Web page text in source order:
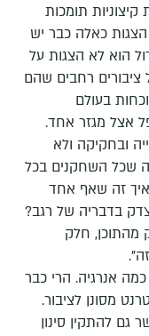
תומכות
כאלה כבר יש
הוא לא הצגות על
רחבים שהם
בעולם
אצל מגזר אחד.
ובחקיקה ולא
שכל השחקנים בכל
איך זה שאף אחד
בדבריה של רגב?
מהתוכן, חלק
כמה אנרגיה. הרי כבר
מסונן לציבור.
גם להתקין סינון